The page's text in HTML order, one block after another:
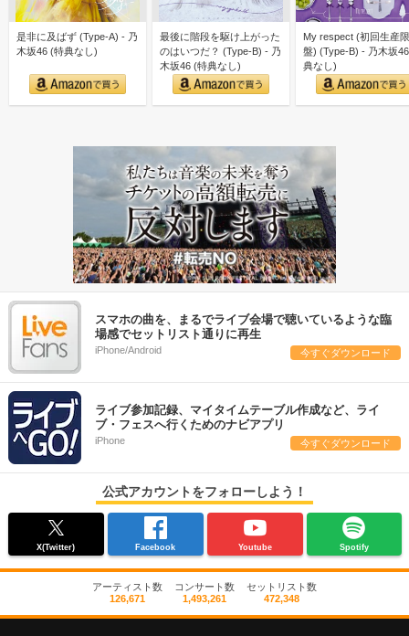
是非に及ばず (Type-A) - 乃
木坂46 (特典なし)
最後に階段を駆け上がった
のはいつだ？ (Type-B) - 乃
木坂46 (特典なし)
My respect (初回生産
盤) (Type-B) - 乃木坂
典なし)
スマホの曲を、まるでライブ会場で聴いているような臨
場感でセットリスト通りに再生
iPhone/Android 今すぐダウンロード
ライブ参加記録、マイタイムテーブル作成など、ライ
ブ・フェスへ行くためのナビアプリ
iPhone 今すぐダウンロード
公式アカウントをフォローしよう！
X(Twitter) Facebook Youtube Spotify
アーティスト数
126,671
コンサート数
1,493,261
セットリスト数
472,348